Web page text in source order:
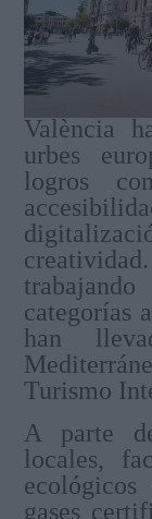
València
urbes
logros
categorías
han
Turismo
A parte
locales,
gases